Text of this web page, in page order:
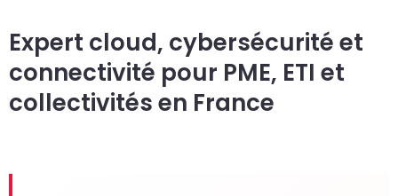
Expert cloud, cybersécurité et
connectivité pour PME, ETI et
collectivités en France